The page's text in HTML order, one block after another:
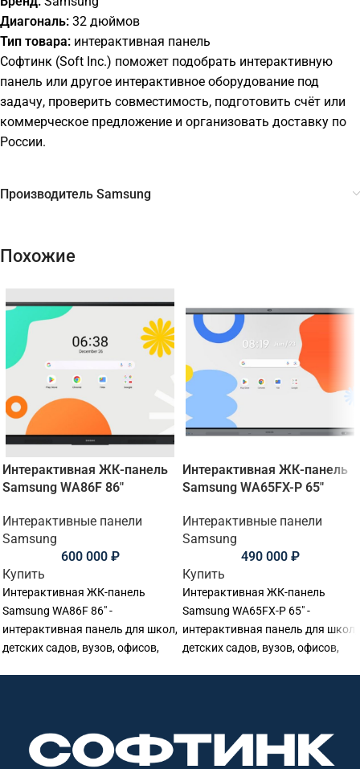
Диагональ: 32 дюймов
Тип товара: интерактивная панель
Софтинк (Soft Inc.) поможет подобрать интерактивную
панель или другое интерактивное оборудование под
задачу, проверить совместимость, подготовить счёт или
коммерческое предложение и организовать доставку по
России.
Производитель Samsung
Похожие
Интерактивная ЖК-панель
Samsung WA86F 86"
Интерактивные панели
Samsung
600 000 ₽
Купить
Интерактивная ЖК-панель
Samsung WA86F 86" -
интерактивная панель для школ,
детских садов, вузов, офисов,
3840x2160@60Гц (16:9), сенсор:
20 касаний, яркость: 400, ос /
Интерактивная ЖК-панель
Samsung WA65FX-P 65"
Интерактивные панели
Samsung
490 000 ₽
Купить
Интерактивная ЖК-панель
Samsung WA65FX-P 65" -
интерактивная панель для школ,
детских садов, вузов, офисов,
3840x2160@60Гц (16:9), сенсор:
50 касаний, яркость: 450, ос /